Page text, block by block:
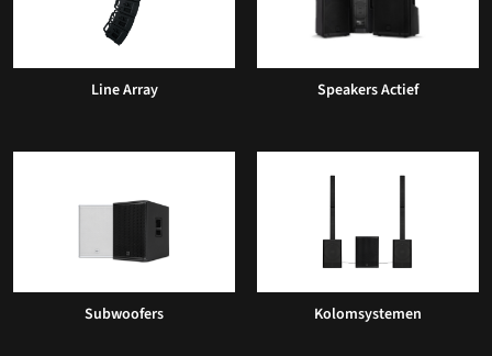
Line Array Speakers Actief
Subwoofers Kolomsystemen